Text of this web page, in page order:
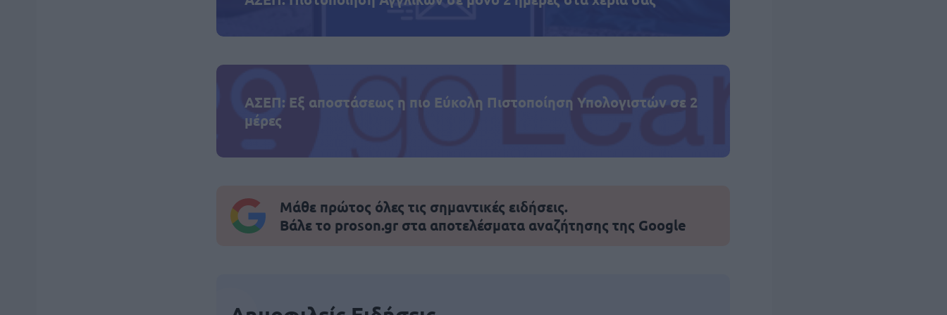
ΑΣΕΠ: Εξ αποστάσεως η πιο Εύκολη Πιστοποίηση Υπολογιστών σε 2
μέρες
Μάθε πρώτος όλες τις σημαντικές ειδήσεις.
Βάλε το proson.gr στα αποτελέσματα αναζήτησης της Google